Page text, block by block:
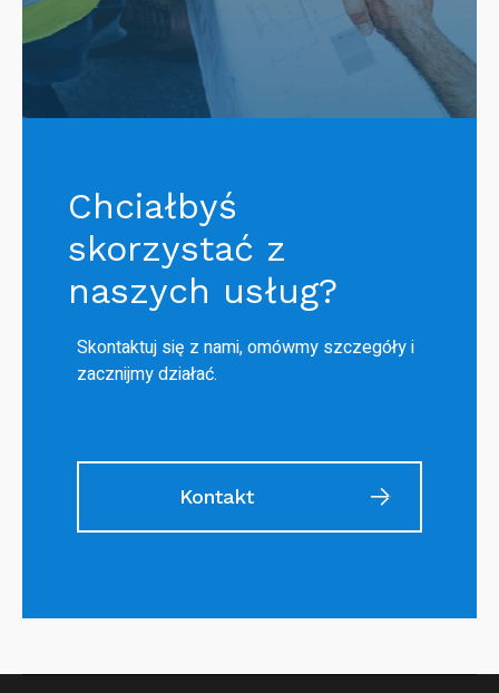
Chciałbyś
skorzystać z
naszych usług?
Skontaktuj się z nami, omówmy szczegóły i
zacznijmy działać.
Kontakt